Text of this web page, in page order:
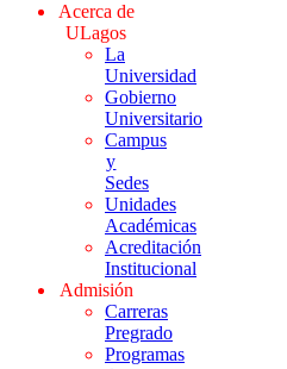
Acerca de
ULagos
La
Universidad
Gobierno
Universitario
Campus
y
Sedes
Unidades
Académicas
Acreditación
Institucional
Admisión
Carreras
Pregrado
Programas